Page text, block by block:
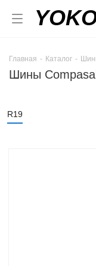
Главная - Каталог -
Шины Compasal
R19